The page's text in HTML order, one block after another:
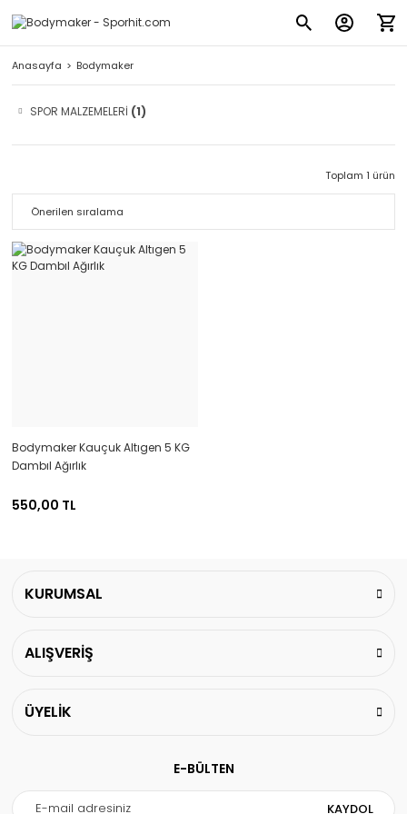
Anasayfa Bodymaker
SPOR MALZEMELERİ (1)
Toplam 1 ürün
Bodymaker Kauçuk Altıgen 5 KG
Dambıl Ağırlık
550,00 TL
KURUMSAL
ALIŞVERİŞ
ÜYELİK
E-BÜLTEN
KAYDOL